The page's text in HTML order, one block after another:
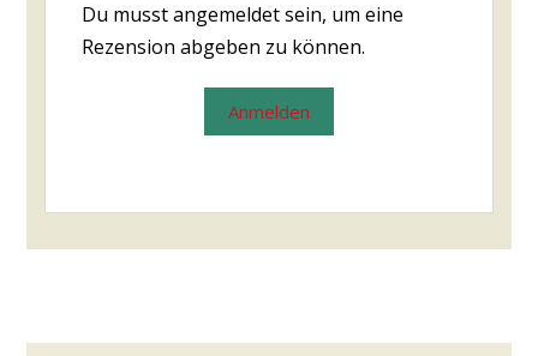
Du musst angemeldet sein, um eine
Rezension abgeben zu können.
Anmelden